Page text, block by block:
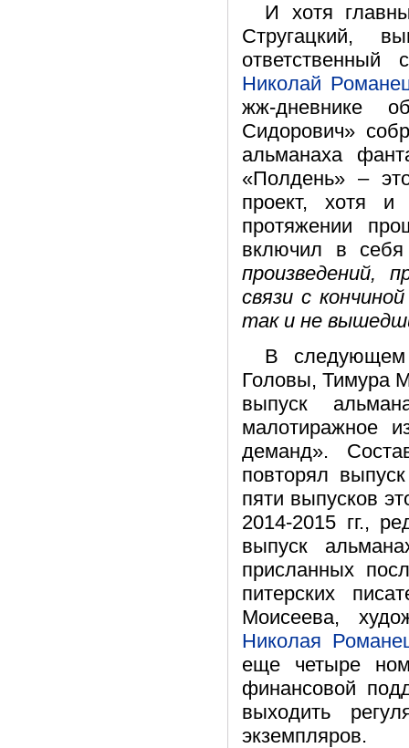
И хотя
Стругацкий,
ответственный
Николай
жж-дневнике
Сидорович»
альманаха
«Полдень» –
проект, хотя
протяжении
включил в
произведений,
связи с
так и не
В следующем
Головы, Тимура
выпуск
малотиражное
деманд».
повторял
пяти выпусков
2014-2015 гг.,
выпуск
присланных
питерских
Моисеева,
Николая
еще четыре
финансовой
выходить
экземпляров.